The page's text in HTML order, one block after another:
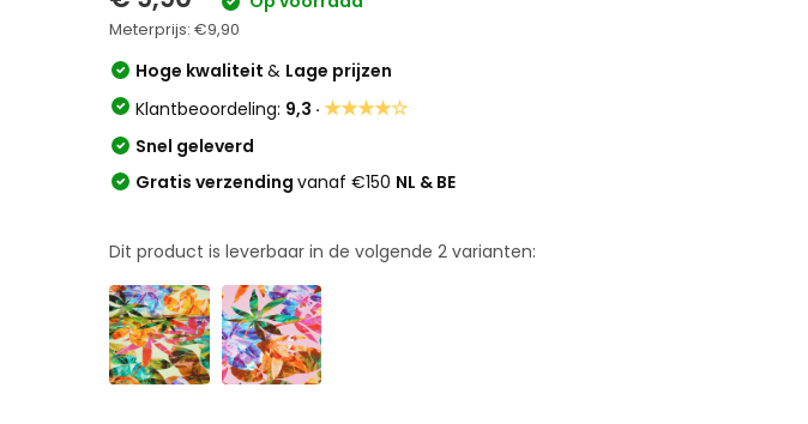
Meterprijs:€9,90
Hoge kwaliteit& Lage prijzen
Klantbeoordeling: 9,3 ·★★★★☆
Snel geleverd
Gratis verzendingvanaf €150 NL & BE
Dit product is leverbaar in de volgende2 varianten: